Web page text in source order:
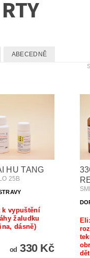
ABECEDNĚ
HU TANG
25B
k vypuštění
žaludku
dásně)
od 330 Kč